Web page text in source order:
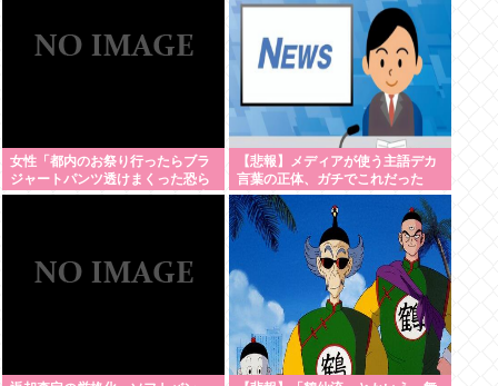
女性「都内のお祭り行ったらブラ
ジャートパンツ透けまくった恐ら
くSHEINで買ったペラペラの浴衣
【悲報】メディアが使う主語デカ
言葉の正体、ガチでこれだった
www